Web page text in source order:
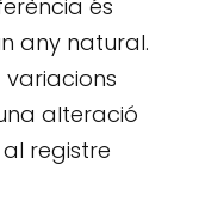
és
any natural.
variacions
alteració
registre